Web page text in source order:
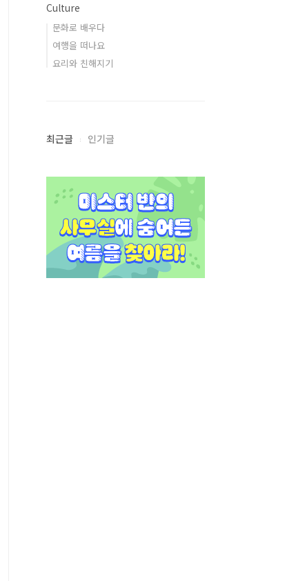
Culture
문화로 배우다
여행을 떠나요
요리와 친해지기
최근글 인기글